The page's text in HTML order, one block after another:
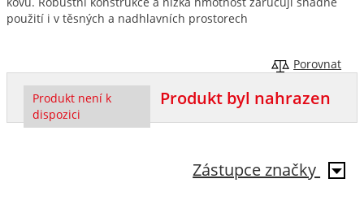
použití i v těsných a nadhlavních prostorech
Porovnat
Produkt není k
dispozici
Produkt byl nahrazen
Zástupce značky